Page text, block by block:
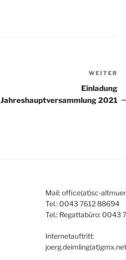
WEITER
Einladung
Jahreshauptversammlung 2021
Mail: office(at)sc-
Tel.: 0043 7612 88694
Tel.: Regattabüro: 0043
Internetauftritt:
joerg.deimling(at)gmx.net